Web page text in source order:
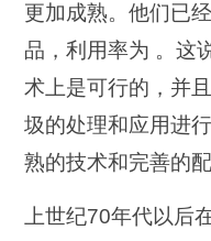
更加成熟。他们已
品，利用率为 。这
术上是可行的，并
圾的处理和应用进
熟的技术和完善的配
上世纪70年代以后